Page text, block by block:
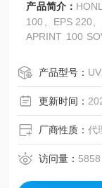
产品简介：
100、EPS 220
APRINT 100
VAPRINT LE、
产品型号：
更新时间：
厂商性质：代
访问量： 5858